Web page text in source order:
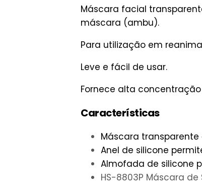
Máscara facial
máscara (ambu).
Para utilização em
Leve e fácil de usar.
Fornece alta
Características
Máscara
Anel de silicone
Almofada de silicone
HS-8803P Máscara